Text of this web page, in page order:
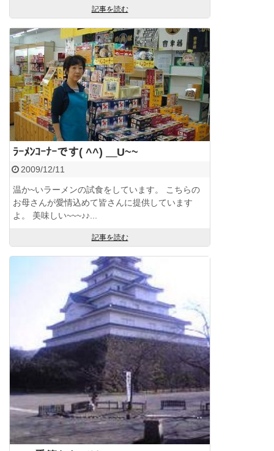
記事を読む
ﾗｰﾒﾝｺｰﾅｰです( ^^) ＿U~~
2009/12/11
温か~いラーメンの試食をしています。 こちらの
お母さんが愛情込めて皆さんに提供しています
よ。 美味しい~~~♪♪...
記事を読む